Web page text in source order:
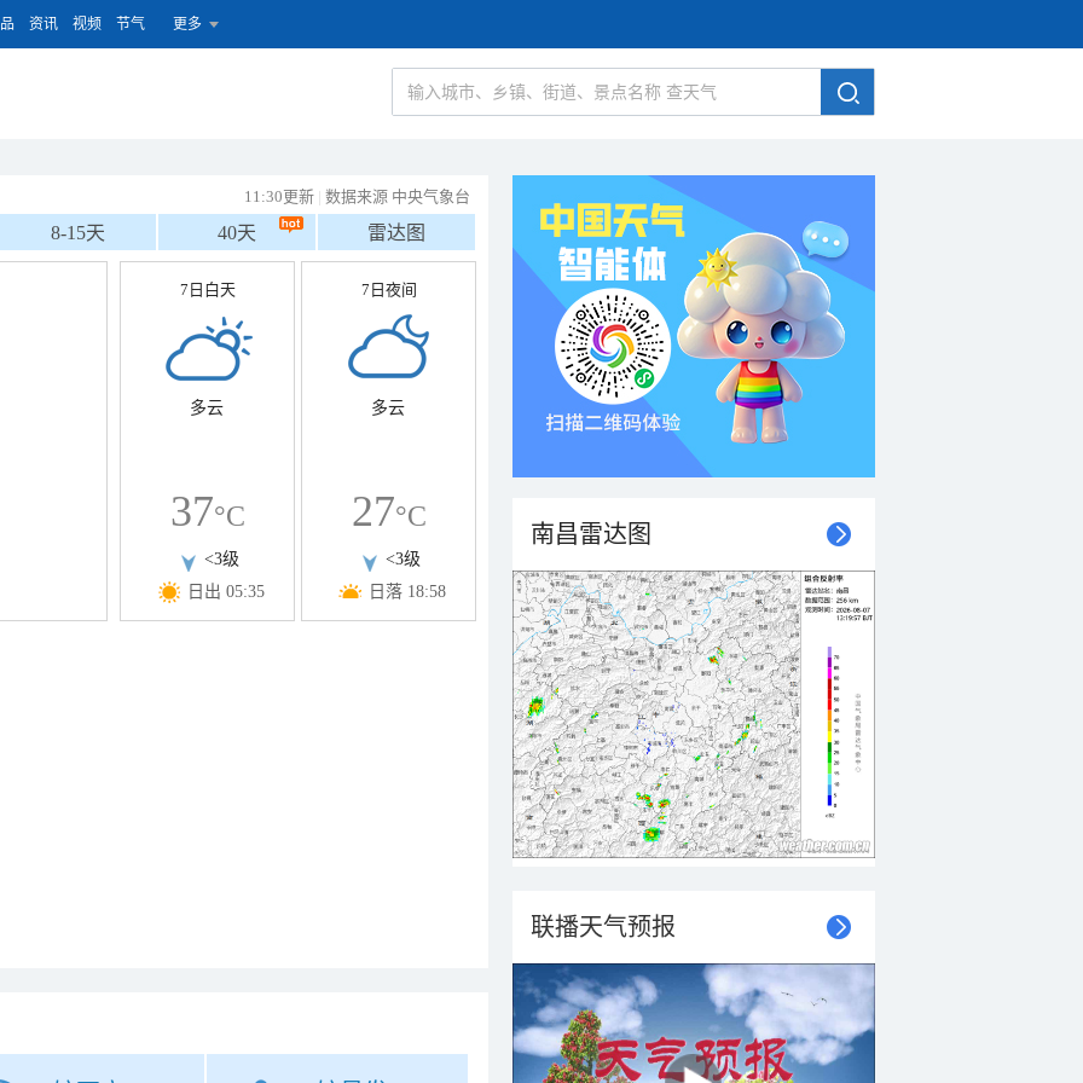
资讯 视频 节气 更多
11:30更新 | 数据来源 中央气象台
8-15天 40天 雷达图
7日白天
多云
37°C
<3级
日出 05:35
7日夜间
多云
27°C
<3级
日落 18:58
南昌雷达图
联播天气预报